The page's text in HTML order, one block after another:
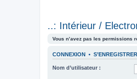
..: Intérieur /
Vous n’avez pas les permissions
CONNEXION • S’ENREGISTRER
Nom d’utilisateur :